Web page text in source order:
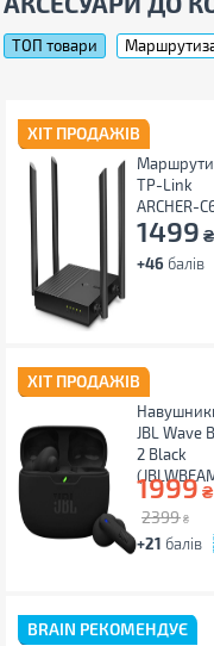
ТОП товари
ХІТ ПРОДАЖІВ
TP-Link
ARCHER-
1499 ₴
+46 балів
ХІТ ПРОДАЖІВ
JBL Wave
2 Black
1999 ₴
2399 ₴
+21 балів
BRAIN РЕКОМЕНДУЄ